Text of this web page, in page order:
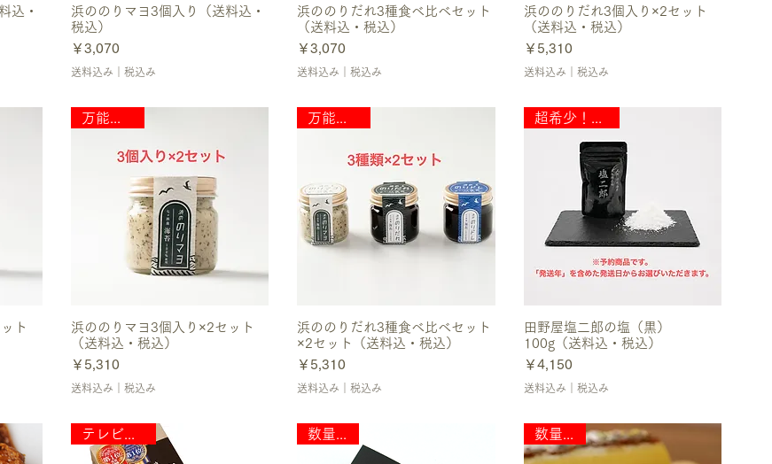
込・
浜ののりマヨ3個入り（送料込・
税込）
価格
￥3,070
送料込み｜税込み
浜ののりだれ3種食べ比べセット
（送料込・税込）
価格
￥3,070
送料込み｜税込み
浜ののりだれ3個入り×2セット
（送料込・税込）
価格
￥5,310
送料込み｜税込み
ト
浜ののりマヨ3個入り×2セット
（送料込・税込）
価格
￥5,310
送料込み｜税込み
浜ののりだれ3種食べ比べセット
×2セット（送料込・税込）
価格
￥5,310
送料込み｜税込み
田野屋塩二郎の塩（黒）
100g（送料込・税込）
価格
￥4,150
送料込み｜税込み